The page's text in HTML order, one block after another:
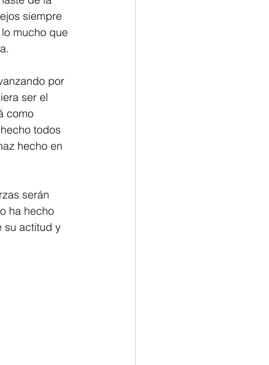
siempre
mucho que
por
ser el
como
todos
hecho en
serán
ha hecho
su actitud y